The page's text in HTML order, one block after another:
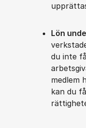
Lön
du inte
medlem
kan du